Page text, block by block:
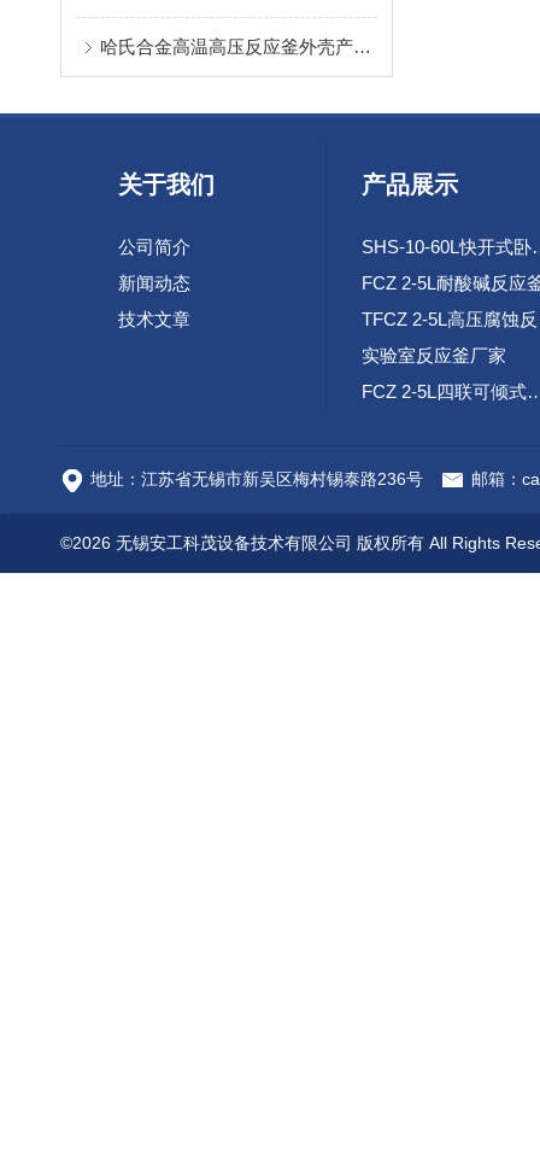
哈氏合金高温高压反应釜外壳产生破裂的原因和预防
关于我们
公司简介
新闻动态
技术文章
产品展示
SHS-10-60L
FCZ 2-5L耐酸碱反应
实验室反应釜厂家
FCZ 2-5L四联
地址：江苏省无锡市新吴区梅村锡泰路236号 邮箱：
©2026 无锡安工科茂设备技术有限公司 版权所有 All Rights